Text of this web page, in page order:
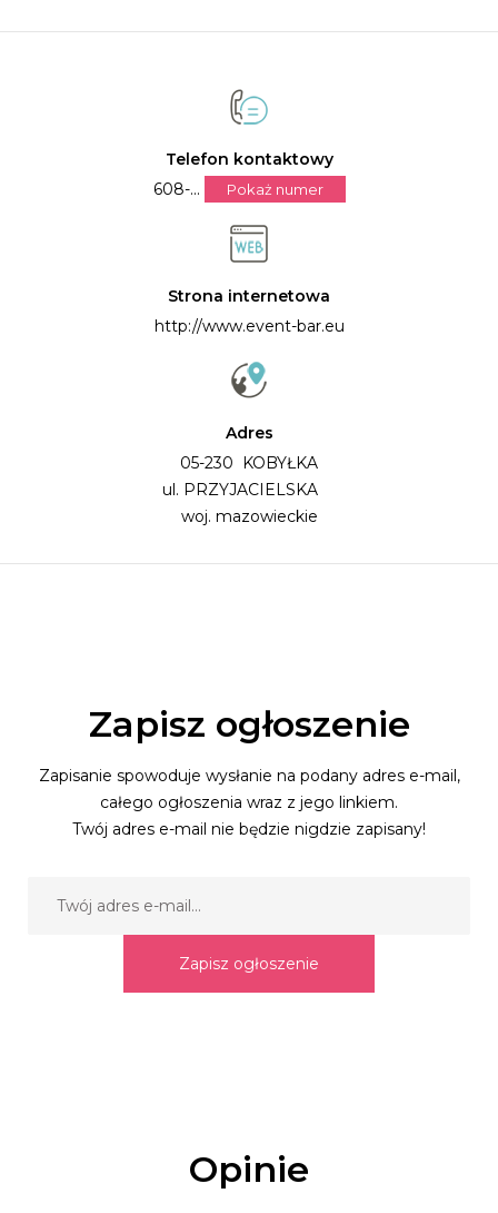
Telefon kontaktowy
608-...
Pokaż numer
Strona internetowa
http://www.event-bar.eu
Adres
05-230 KOBYŁKA
ul. PRZYJACIELSKA
woj. mazowieckie
Zapisz ogłoszenie
Zapisanie spowoduje wysłanie na podany adres e-mail,
całego ogłoszenia wraz z jego linkiem.
Twój adres e-mail nie będzie nigdzie zapisany!
Zapisz ogłoszenie
Opinie